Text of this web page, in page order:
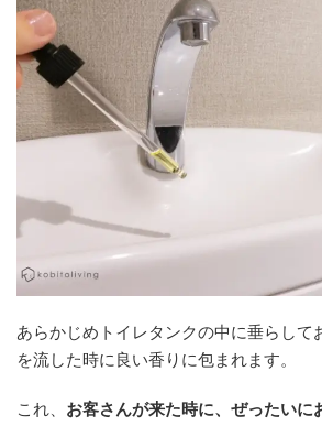
あらかじめトイレタンクの中に垂らして
を流した時に良い香りに包まれます。
これ、 お客さんが来た時に、ぜったいに